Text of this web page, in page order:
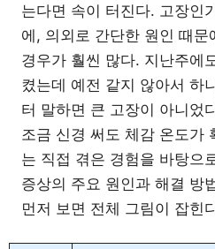
는다면 속이 터진다. 고장인
에, 의외로 간단한 원인 때
경우가 훨씬 많다. 지난주에
켰는데 예전 같지 않아서 하
터 말하면 큰 고장이 아니었
조금 신경 써도 체감 온도가
는 직접 겪은 경험을 바탕으
증상의 주요 원인과 해결 방
먼저 보면 전체 그림이 잡힌